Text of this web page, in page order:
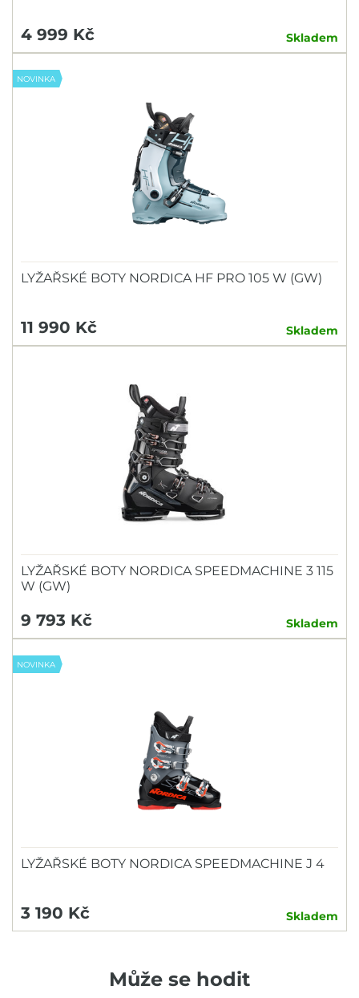
4 999 Kč Skladem
NOVINKA
LYŽAŘSKÉ BOTY NORDICA HF PRO 105 W (GW)
11 990 Kč Skladem
LYŽAŘSKÉ BOTY NORDICA SPEEDMACHINE 3 115
W (GW)
9 793 Kč Skladem
NOVINKA
LYŽAŘSKÉ BOTY NORDICA SPEEDMACHINE J 4
3 190 Kč Skladem
Může se hodit